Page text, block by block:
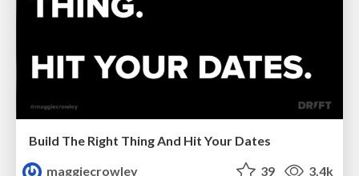
Build The Right Thing And Hit Your Dates
maggiecrowley
39 3.4k